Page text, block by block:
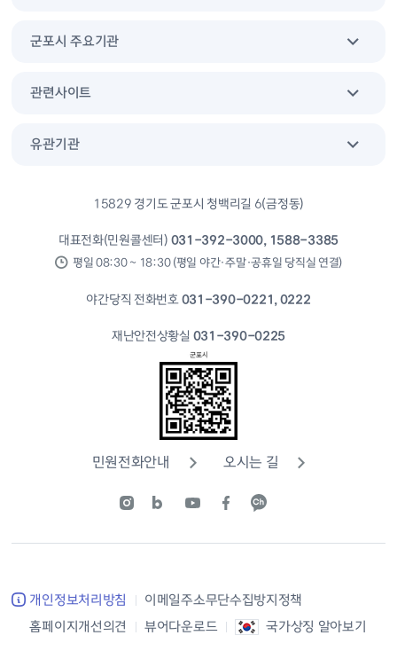
군포시 주요기관
관련사이트
유관기관
15829 경기도 군포시 청백리길 6(금정동)
대표전화(민원콜센터) 031-392-3000, 1588-3385
평일 08:30 ~ 18:30 (평일 야간·주말·공휴일 당직실 연결)
야간당직 전화번호031-390-0221, 0222
재난안전상황실 031-390-0225
민원전화안내 오시는 길
개인정보처리방침
이메일주소무단수집방지정책
홈페이지개선의견
뷰어다운로드 국가상징 알아보기